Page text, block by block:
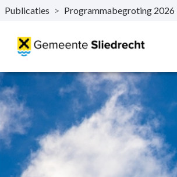
Naar hoofdinhoud
Publicaties > Programmabegroting 2026